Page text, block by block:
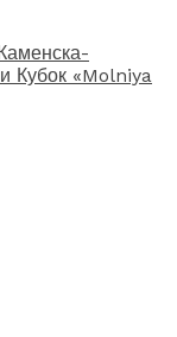
Кубок «Molniya